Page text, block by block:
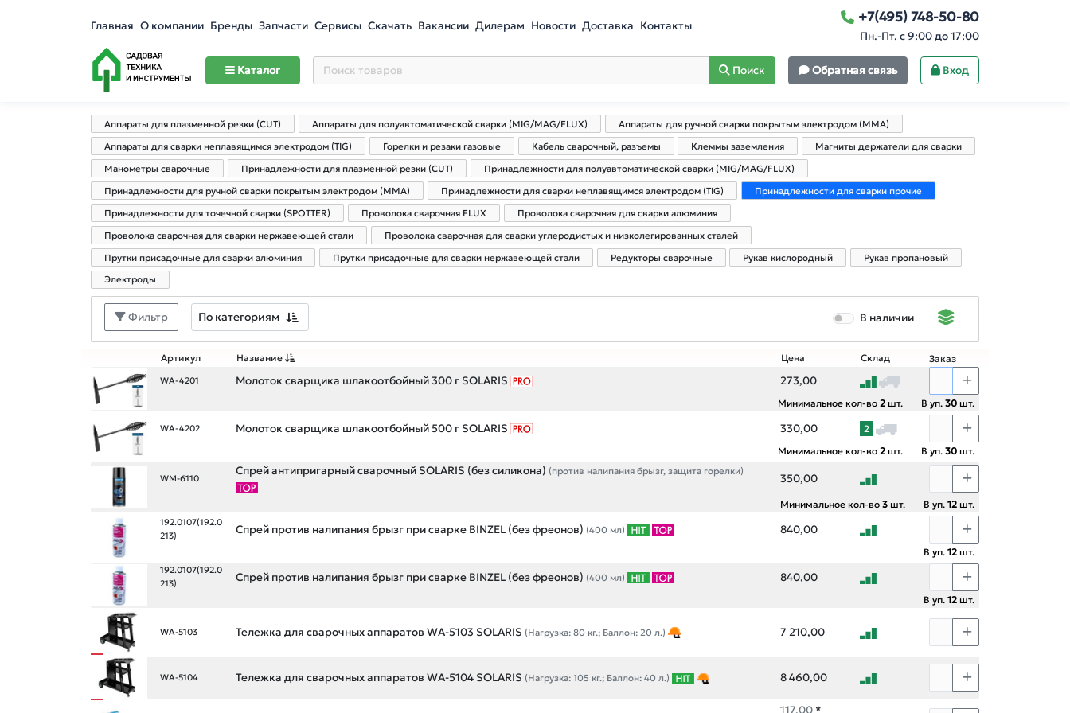
Главная О компании Бренды Запчасти Сервисы Скачать Вакансии Дилерам Новости Доставка Контакты +7(495) 748-50-80
Пн.-Пт. с 9:00 до 17:00
Каталог Поиск Обратная связь Вход
Аппараты для плазменной резки (CUT) Аппараты для полуавтоматической сварки (MIG/MAG/FLUX)
Аппараты для ручной сварки покрытым электродом (MMA)
Аппараты для сварки неплавящимся электродом (TIG)
Горелки и резаки газовые Кабель сварочный, разъемы Клеммы заземления
Магниты держатели для сварки
Манометры сварочные
Принадлежности для плазменной резки (CUT)
Принадлежности для полуавтоматической сварки (MIG/MAG/FLUX)
Принадлежности для ручной сварки покрытым электродом (MMA)
Принадлежности для сварки неплавящимся электродом (TIG)
Принадлежности для сварки прочие
Принадлежности для точечной сварки (SPOTTER)
Проволока сварочная FLUX
Проволока сварочная для сварки алюминия
Проволока сварочная для сварки нержавеющей стали
Проволока сварочная для сварки углеродистых и низколегированных сталей
Прутки присадочные для сварки алюминия
Прутки присадочные для сварки нержавеющей стали Редукторы сварочные Рукав кислородный
Рукав пропановый
Электроды
Фильтр По категориям В наличии
Артикул Название Цена Склад Заказ
WA-4201 Молоток сварщика шлакоотбойный 300 г SOLARIS 273,00
Минимальное кол-во 2 шт. В уп. 30 шт.
WA-4202 Молоток сварщика шлакоотбойный 500 г SOLARIS 330,00
2
Минимальное кол-во 2 шт. В уп. 30 шт.
WM-6110
Спрей антипригарный сварочный SOLARIS (без силикона) (против налипания брызг, защита горелки)
350,00
Минимальное кол-во 3 шт. В уп. 12 шт.
192.0107(192.0
213)
Спрей против налипания брызг при сварке BINZEL (без фреонов) (400 мл) 840,00
В уп. 12 шт.
192.0107(192.0
213)
Спрей против налипания брызг при сварке BINZEL (без фреонов) (400 мл) 840,00
В уп. 12 шт.
WA-5103 Тележка для сварочных аппаратов WA-5103 SOLARIS (Нагрузка: 80 кг.; Баллон: 20 л.) 7 210,00
WA-5104 Тележка для сварочных аппаратов WA-5104 SOLARIS (Нагрузка: 105 кг.; Баллон: 40 л.) 8 460,00
117,00 *